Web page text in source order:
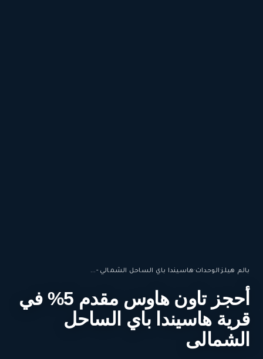
بالم هيلز·الوحدات·هاسيندا باي الساحل الشمالي -...
أحجز تاون هاوس مقدم 5% في
قرية هاسيندا باي الساحل
الشمالى